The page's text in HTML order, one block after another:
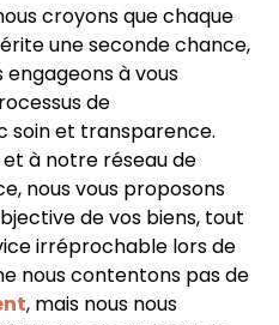
croyons que chaque
une seconde chance,
engageons à vous
de
soin et transparence.
à notre réseau de
nous vous proposons
de vos biens, tout
irréprochable lors de
nous contentons pas de
, mais nous nous